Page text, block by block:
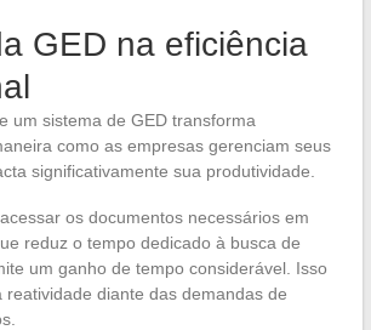
GED na eficiência
um sistema de GED transforma
como as empresas gerenciam seus
significativamente sua produtividade.
os documentos necessários em
reduz o tempo dedicado à busca de
um ganho de tempo considerável. Isso
diante das demandas de